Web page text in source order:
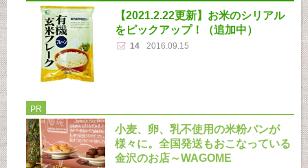
【2021.2.22更新】お米のシリアル
をピックアップ！（追加中）
14 2016.09.15
PR
小麦、卵、乳不使用の米粉パンが
様々に。全国発送もおこなっている
金沢のお店～WAGOME